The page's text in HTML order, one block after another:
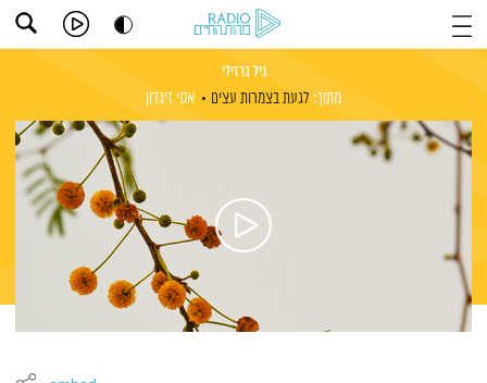
גיל ברזילי
מתוך: לגעת בצמרות עצים אסי זיגדון